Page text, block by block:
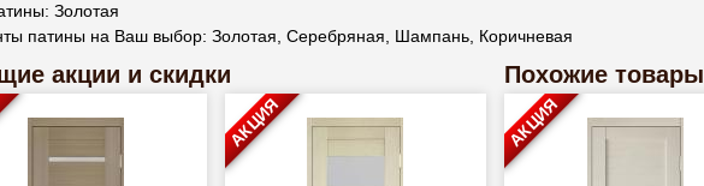
Золотая
патины на Ваш выбор: Золотая, Серебряная, Шампань, Коричневая
акции и скидки
АКЦИЯ
Похожие товары
АКЦИЯ